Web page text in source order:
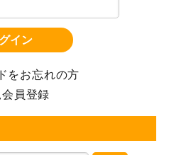
イン
をお忘れの方
員登録